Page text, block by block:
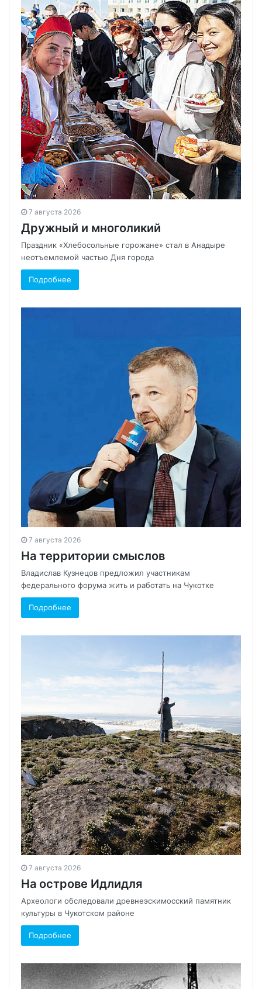
7 августа 2026
Дружный и многоликий
Праздник «Хлебосольные горожане» стал в Анадыре
неотъемлемой частью Дня города
Подробнее
7 августа 2026
На территории смыслов
Владислав Кузнецов предложил участникам
федерального форума жить и работать на Чукотке
Подробнее
7 августа 2026
На острове Идлидля
Археологи обследовали древнеэскимосский памятник
культуры в Чукотском районе
Подробнее